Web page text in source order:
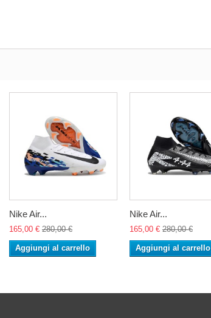
Nike Air...
165,00 € 280,00 €
Aggiungi al carrello
Nike Air...
165,00 € 280,00 €
Aggiungi al carrello